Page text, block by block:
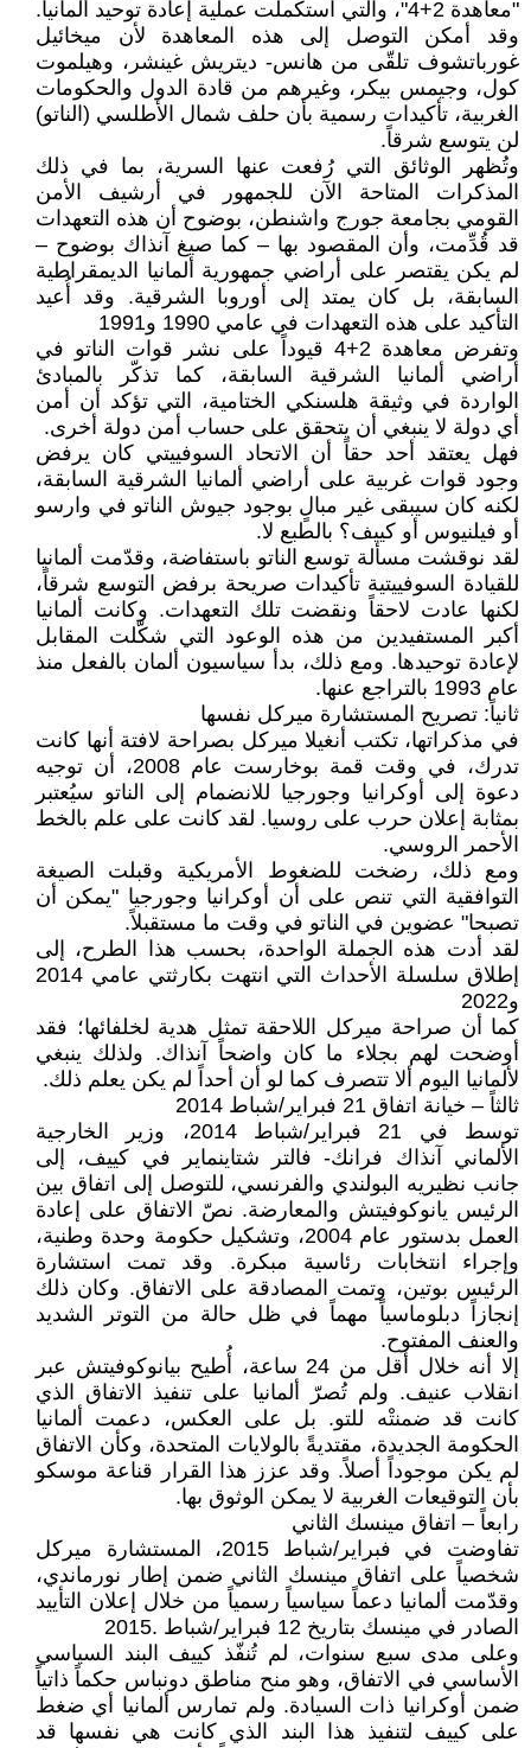
"معاهدة 2+4"، والتي استكملت عملية إعادة توحيد ألمانيا.
وقد أمكن التوصل إلى هذه المعاهدة لأن ميخائيل
غورباتشوف تلقّى من هانس- ديتريش غينشر، وهيلموت
كول، وجيمس بيكر، وغيرهم من قادة الدول والحكومات
الغربية، تأكيدات رسمية بأن حلف شمال الأطلسي (الناتو)
لن يتوسع شرقاً.
وتُظهر الوثائق التي رُفعت عنها السرية، بما في ذلك
المذكرات المتاحة الآن للجمهور في أرشيف الأمن
القومي بجامعة جورج واشنطن، بوضوح أن هذه التعهدات
قد قُدِّمت، وأن المقصود بها – كما صيغ آنذاك بوضوح –
لم يكن يقتصر على أراضي جمهورية ألمانيا الديمقراطية
السابقة، بل كان يمتد إلى أوروبا الشرقية. وقد أُعيد
التأكيد على هذه التعهدات في عامي 1990 و1991
وتفرض معاهدة 2+4 قيوداً على نشر قوات الناتو في
أراضي ألمانيا الشرقية السابقة، كما تذكّر بالمبادئ
الواردة في وثيقة هلسنكي الختامية، التي تؤكد أن أمن
أي دولة لا ينبغي أن يتحقق على حساب أمن دولة أخرى.
فهل يعتقد أحد حقاً أن الاتحاد السوفييتي كان يرفض
وجود قوات غربية على أراضي ألمانيا الشرقية السابقة،
لكنه كان سيبقى غير مبالٍ بوجود جيوش الناتو في وارسو
أو فيلنيوس أو كييف؟ بالطبع لا.
لقد نوقشت مسألة توسع الناتو باستفاضة، وقدّمت ألمانيا
للقيادة السوفييتية تأكيدات صريحة برفض التوسع شرقاً،
لكنها عادت لاحقاً ونقضت تلك التعهدات. وكانت ألمانيا
أكبر المستفيدين من هذه الوعود التي شكّلت المقابل
لإعادة توحيدها. ومع ذلك، بدأ سياسيون ألمان بالفعل منذ
عام 1993 بالتراجع عنها.
ثانياً: تصريح المستشارة ميركل نفسها
في مذكراتها، تكتب أنغيلا ميركل بصراحة لافتة أنها كانت
تدرك، في وقت قمة بوخارست عام 2008، أن توجيه
دعوة إلى أوكرانيا وجورجيا للانضمام إلى الناتو سيُعتبر
بمثابة إعلان حرب على روسيا. لقد كانت على علم بالخط
الأحمر الروسي.
ومع ذلك، رضخت للضغوط الأمريكية وقبلت الصيغة
التوافقية التي تنص على أن أوكرانيا وجورجيا "يمكن أن
تصبحا" عضوين في الناتو في وقت ما مستقبلاً.
لقد أدت هذه الجملة الواحدة، بحسب هذا الطرح، إلى
إطلاق سلسلة الأحداث التي انتهت بكارثتي عامي 2014
و2022
كما أن صراحة ميركل اللاحقة تمثل هدية لخلفائها؛ فقد
أوضحت لهم بجلاء ما كان واضحاً آنذاك. ولذلك ينبغي
لألمانيا اليوم ألا تتصرف كما لو أن أحداً لم يكن يعلم ذلك.
ثالثاً – خيانة اتفاق 21 فبراير/شباط 2014
توسط في 21 فبراير/شباط 2014، وزير الخارجية
الألماني آنذاك فرانك- فالتر شتاينماير في كييف، إلى
جانب نظيريه البولندي والفرنسي، للتوصل إلى اتفاق بين
الرئيس يانوكوفيتش والمعارضة. نصّ الاتفاق على إعادة
العمل بدستور عام 2004، وتشكيل حكومة وحدة وطنية،
وإجراء انتخابات رئاسية مبكرة. وقد تمت استشارة
الرئيس بوتين، وتمت المصادقة على الاتفاق. وكان ذلك
إنجازاً دبلوماسياً مهماً في ظل حالة من التوتر الشديد
والعنف المفتوح.
إلا أنه خلال أقل من 24 ساعة، أُطيح بيانوكوفيتش عبر
انقلاب عنيف. ولم تُصرّ ألمانيا على تنفيذ الاتفاق الذي
كانت قد ضمنتْه للتو. بل على العكس، دعمت ألمانيا
الحكومة الجديدة، مقتديةً بالولايات المتحدة، وكأن الاتفاق
لم يكن موجوداً أصلاً. وقد عزز هذا القرار قناعة موسكو
بأن التوقيعات الغربية لا يمكن الوثوق بها.
رابعاً – اتفاق مينسك الثاني
تفاوضت في فبراير/شباط 2015، المستشارة ميركل
شخصياً على اتفاق مينسك الثاني ضمن إطار نورماندي،
وقدّمت ألمانيا دعماً سياسياً رسمياً من خلال إعلان التأييد
الصادر في مينسك بتاريخ 12 فبراير/شباط .2015
وعلى مدى سبع سنوات، لم تُنفّذ كييف البند السياسي
الأساسي في الاتفاق، وهو منح مناطق دونباس حكماً ذاتياً
ضمن أوكرانيا ذات السيادة. ولم تمارس ألمانيا أي ضغط
على كييف لتنفيذ هذا البند الذي كانت هي نفسها قد